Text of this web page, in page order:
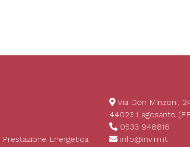
Energetica
Via Don Minzoni,
44023 Lagosanto
0533 948816
info@invim.it